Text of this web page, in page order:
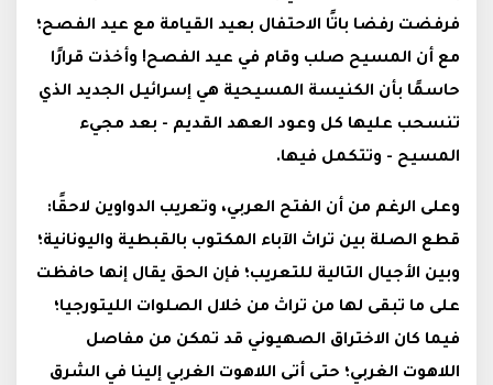
فرفضت رفضا باتًا الاحتفال بعيد القيامة مع عيد الفصح؛
مع أن المسيح صلب وقام في عيد الفصح! وأخذت قرارًا
حاسمًا بأن الكنيسة المسيحية هي إسرائيل الجديد الذي
تنسحب عليها كل وعود العهد القديم - بعد مجيء
المسيح - وتتكمل فيها.
وعلى الرغم من أن الفتح العربي، وتعريب الدواوين لاحقًا:
قطع الصلة بين تراث الآباء المكتوب بالقبطية واليونانية؛
وبين الأجيال التالية للتعريب؛ فإن الحق يقال إنها حافظت
على ما تبقى لها من تراث من خلال الصلوات الليتورجيا؛
فيما كان الاختراق الصهيوني قد تمكن من مفاصل
اللاهوت الغربي؛ حتى أتى اللاهوت الغربي إلينا في الشرق